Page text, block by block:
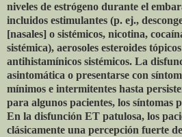
niveles de estrógeno durante el
incluidos estimulantes (p. ej.,
[nasales] o sistémicos, nicotina,
sistémica), aerosoles esteroides
antihistamínicos sistémicos. La
asintomática o presentarse con
mínimos e intermitentes hasta
para algunos pacientes, los síntomas
En la disfunción ET patulosa, los
clásicamente una percepción fuerte